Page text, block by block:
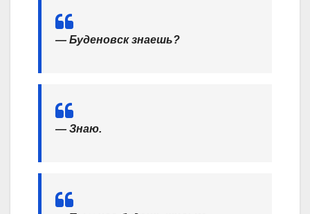
— Буденовск знаешь?
— Знаю.